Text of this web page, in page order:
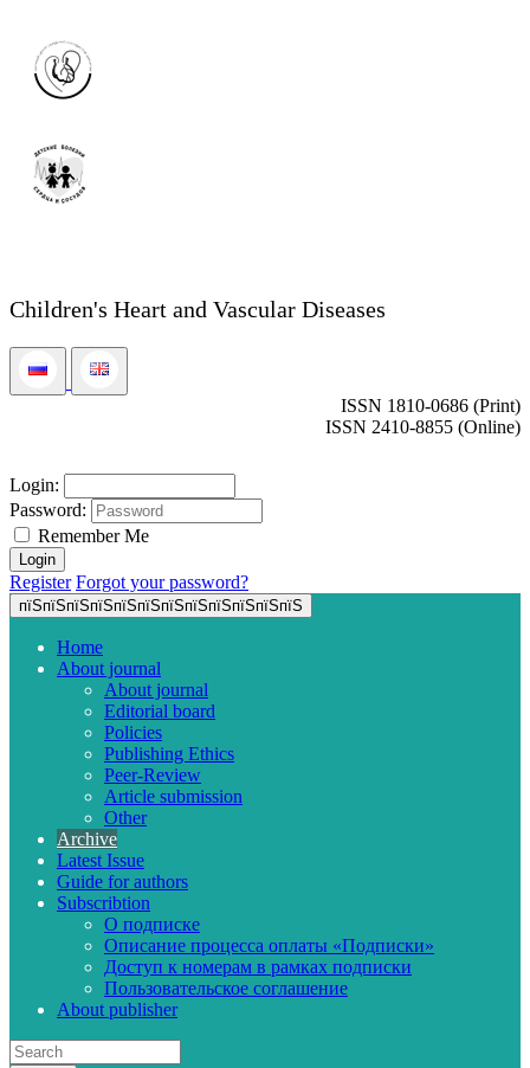
Children's Heart and Vascular Diseases
ISSN 1810-0686 (Print)
ISSN 2410-8855 (Online)
Login:
Password:
Remember Me
Register Forgot your password?
пїЅпїЅпїЅпїЅпїЅпїЅпїЅпїЅпїЅпїЅпїЅпїЅ
Home
About journal
About journal
Editorial board
Policies
Publishing Ethics
Peer-Review
Article submission
Other
Archive
Latest Issue
Guide for authors
Subscribtion
О подписке
Описание процесса оплаты «Подписки»
Доступ к номерам в рамках подписки
Пользовательское соглашение
About publisher